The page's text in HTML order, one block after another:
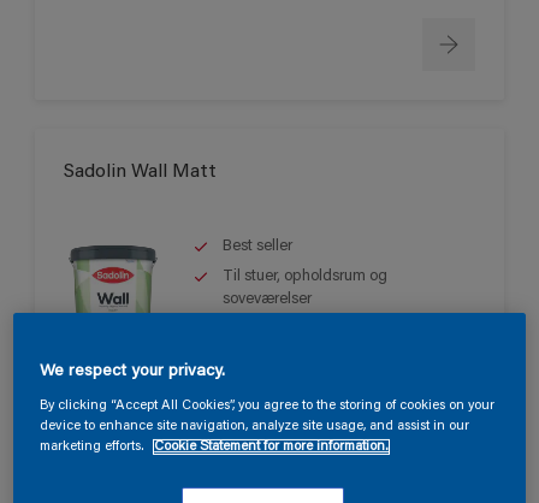
Sadolin Wall Matt
Best seller
Til stuer, opholdsrum og
soveværelser
Kun tilgængelig i butikken
We respect your privacy.
By clicking “Accept All Cookies”, you agree to the storing of cookies on your
device to enhance site navigation, analyze site usage, and assist in our
marketing efforts.
Cookie Statement for more information.